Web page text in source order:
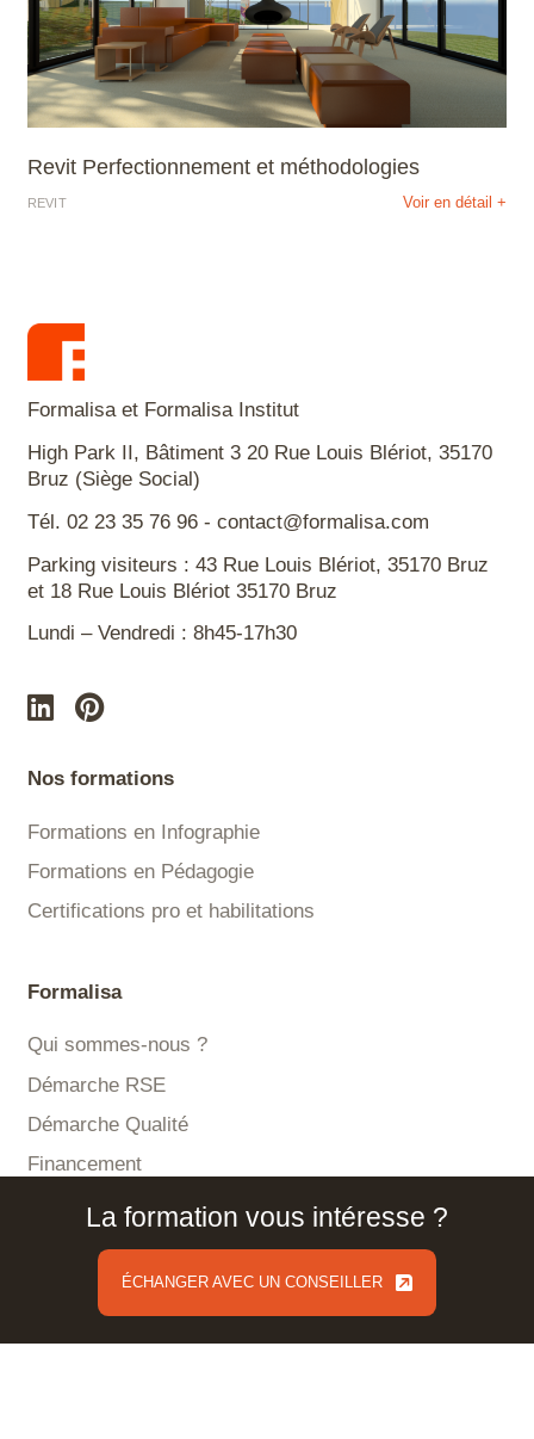
La formation vous intéresse ?
ÉCHANGER AVEC UN CONSEILLER
Revit Perfectionnement et méthodologies
REVIT Voir en détail +
Formalisa et Formalisa Institut
High Park II, Bâtiment 3 20 Rue Louis Blériot, 35170
Bruz (Siège Social)
Tél. 02 23 35 76 96 - contact@formalisa.com
Parking visiteurs : 43 Rue Louis Blériot, 35170 Bruz
et 18 Rue Louis Blériot 35170 Bruz
Lundi – Vendredi : 8h45-17h30
Nos formations
Formations en Infographie
Formations en Pédagogie
Certifications pro et habilitations
Formalisa
Qui sommes-nous ?
Démarche RSE
Démarche Qualité
Financement
Accessibilité